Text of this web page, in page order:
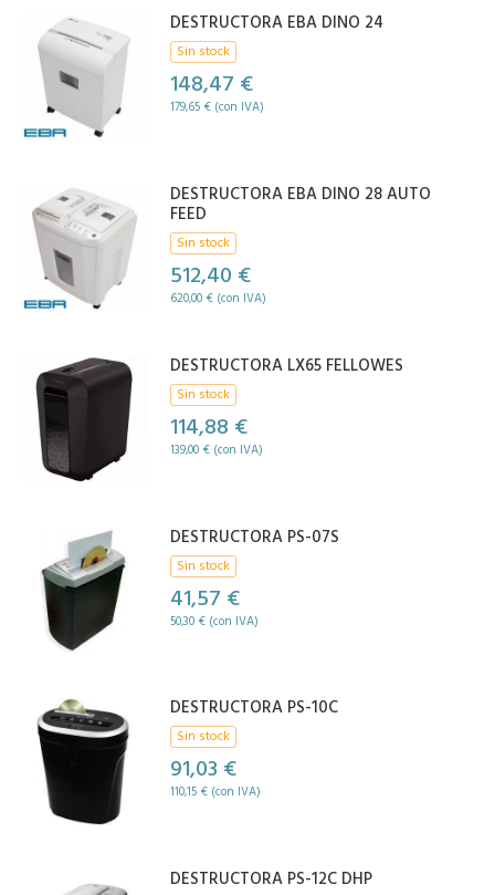
DESTRUCTORA EBA DINO 24
Sin stock
148,47 €
179,65 € (con IVA)
DESTRUCTORA EBA DINO 28 AUTO
FEED
Sin stock
512,40 €
620,00 € (con IVA)
DESTRUCTORA LX65 FELLOWES
Sin stock
114,88 €
139,00 € (con IVA)
DESTRUCTORA PS-07S
Sin stock
41,57 €
50,30 € (con IVA)
DESTRUCTORA PS-10C
Sin stock
91,03 €
110,15 € (con IVA)
DESTRUCTORA PS-12C DHP